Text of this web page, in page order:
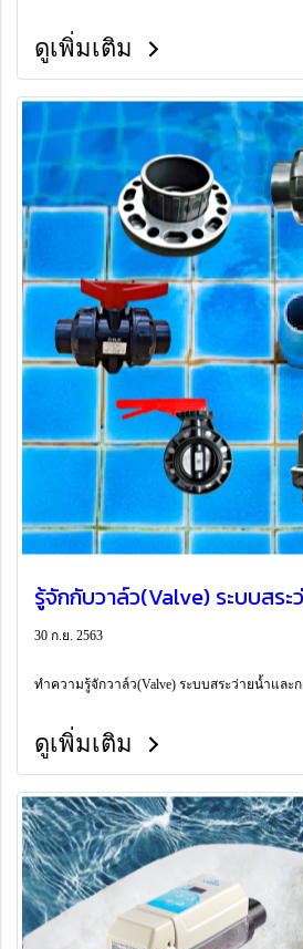
ดูเพิ่มเติม
รู้จักกับวาล์ว(Valve) ระบบสระ
30 ก.ย. 2563
ทำความรู้จักวาล์ว(Valve) ระบบสระว่ายน้ำและ
ดูเพิ่มเติม